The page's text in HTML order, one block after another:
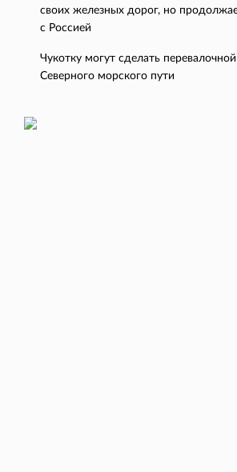
своих железных дорог, но
с Россией
Чукотку могут сделать
Северного морского пути